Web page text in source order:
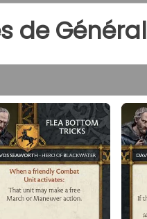
de Général